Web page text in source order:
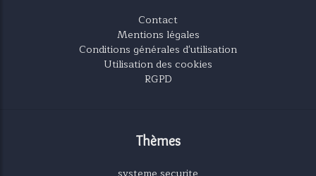
Contact
Mentions légales
Conditions générales d'utilisation
Utilisation des cookies
RGPD
Thèmes